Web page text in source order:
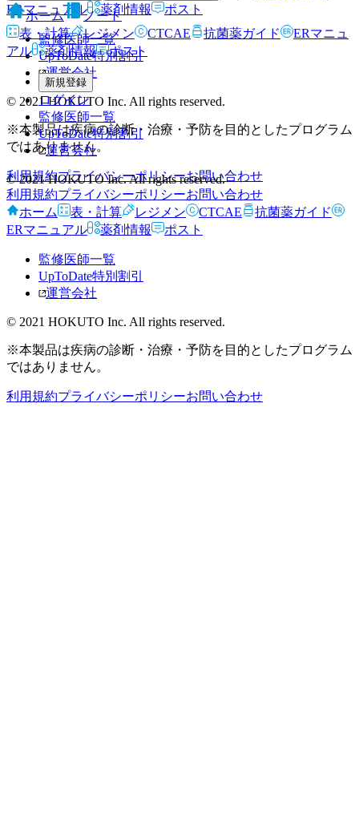
ホーム
ノート
表・計算
レジメン CTCAE 抗菌薬ガイド
ERマニュ
アル
薬剤情報 ポスト
新規登録
ログイン
監修医師一覧
UpToDate特別割引
運営会社
© 2021 HOKUTO Inc. All rights reserved.
利用規約プライバシーポリシーお問い合わせ
ホーム
表・計算 レジメン CTCAE
抗菌薬ガイド
ERマニュアル
薬剤情報 ポスト
監修医師一覧
UpToDate特別割引
運営会社
© 2021 HOKUTO Inc. All rights reserved.
※本製品は疾病の診断・治療・予防を目的としたプログラム
ではありません。
利用規約プライバシーポリシーお問い合わせ
ERマニュアル
薬剤情報 ポスト
監修医師一覧
UpToDate特別割引
運営会社
© 2021 HOKUTO Inc. All rights reserved.
※本製品は疾病の診断・治療・予防を目的としたプログラム
ではありません。
利用規約プライバシーポリシーお問い合わせ